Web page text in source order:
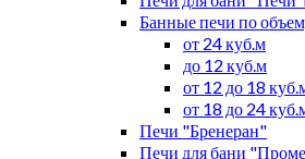
Банные печи по
от 24 куб.м
до 12 куб.м
от 12 до 18
от 18 до 24
Печи "Бренеран"
Печи для бани